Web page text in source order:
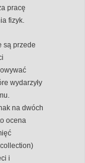
pracę
fizyk.
są przede
wydarzyły
na dwóch
ocena
i